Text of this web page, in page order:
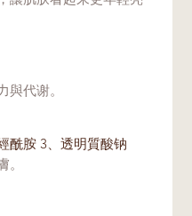
與代谢。
酰胺 3、透明質酸钠
。